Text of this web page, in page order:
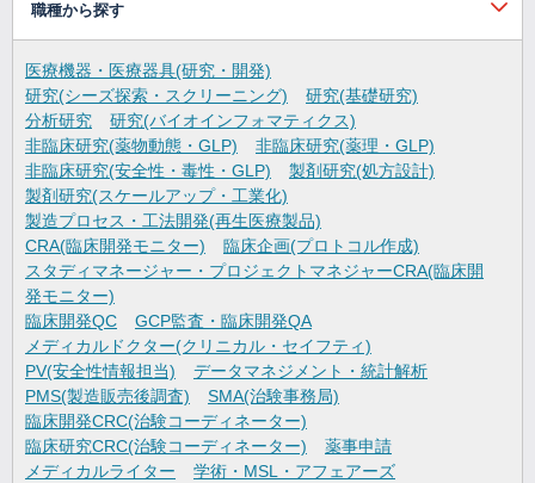
職種から探す
医療機器・医療器具(研究・開発)
研究(シーズ探索・スクリーニング)
研究(基礎研究)
分析研究
研究(バイオインフォマティクス)
非臨床研究(薬物動態・GLP)
非臨床研究(薬理・GLP)
非臨床研究(安全性・毒性・GLP)
製剤研究(処方設計)
製剤研究(スケールアップ・工業化)
製造プロセス・工法開発(再生医療製品)
CRA(臨床開発モニター)
臨床企画(プロトコル作成)
スタディマネージャー・プロジェクトマネジャーCRA(臨床開
発モニター)
臨床開発QC
GCP監査・臨床開発QA
メディカルドクター(クリニカル・セイフティ)
PV(安全性情報担当)
データマネジメント・統計解析
PMS(製造販売後調査)
SMA(治験事務局)
臨床開発CRC(治験コーディネーター)
臨床研究CRC(治験コーディネーター)
薬事申請
メディカルライター
学術・MSL・アフェアーズ